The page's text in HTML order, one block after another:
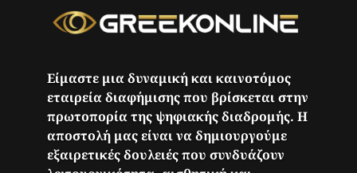
Είμαστε μια δυναμική και καινοτόμος
εταιρεία διαφήμισης που βρίσκεται στην
πρωτοπορία της ψηφιακής διαδρομής. Η
αποστολή μας είναι να δημιουργούμε
εξαιρετικές δουλειές που συνδυάζουν